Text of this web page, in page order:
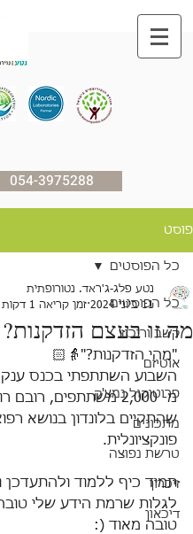
054-3975288
פוסט
כל הפוסטים
קשב וריכוז
אוטיזם
פרוטוקול נמצ'ק
מתכונים
טרשת נפוצה
זיכרון
דיכאון
כל הפוסטים
מה זו בעצם הזדקנות?
נטע פלג-ג'ראד. נטורופתית
11 ביוני 2024
זמן קריאה 1 דקות
"מהי הזדקנות?"👵🏻
השבוע השתתפתי בכנס ענק
מ- 2,000 משתתפים, רובם
שהתקיים בלונדון בנושא
פונקציונלית.
תמיד כיף ללמוד ולהתעדכן
לגלות שרמת הידע שלי
טובה מאוד (: